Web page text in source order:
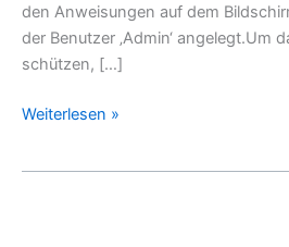
den Anweisungen auf dem
der Benutzer ‚Admin‘ angelegt.Um
schützen, […]
Weiterlesen »